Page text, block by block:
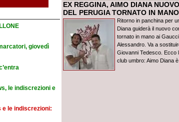
giovedì
le indiscrezioni e
e le indiscrezioni:
EX REGGINA, AIMO DIANA
DEL PERUGIA TORNATO IN
Ritorno in panchina per
Diana guiderà il nuovo
tornato in mano ai
Alessandro. Va a
Giovanni Tedesco. Ecco
club umbro: Aimo Diana è